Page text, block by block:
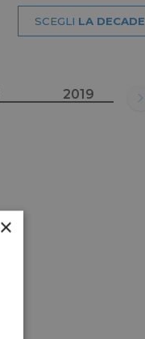
SCEGLI LA DECADE
2019
×